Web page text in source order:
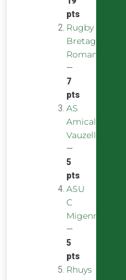
pts
Rugby
Bretagne
Romantique
—
7
pts
AS
Amicale
Vauzelles
—
5
pts
ASU
C
Migennes
—
5
pts
Rhuys